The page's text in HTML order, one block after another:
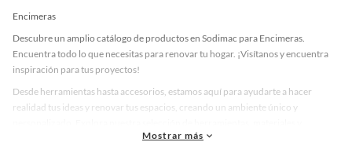
Encimeras
Descubre un amplio catálogo de productos en Sodimac para Encimeras.
Encuentra todo lo que necesitas para renovar tu hogar. ¡Visítanos y encuentra
inspiración para tus proyectos!
Desde herramientas hasta accesorios, estamos aquí para ayudarte a hacer
realidad tus ideas y renovar tus espacios, creando un ambiente único y
accesorios de calidad que te ayudarán a crear un espacio más tú.
Mostrar más